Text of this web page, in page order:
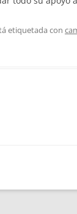
etiquetada con